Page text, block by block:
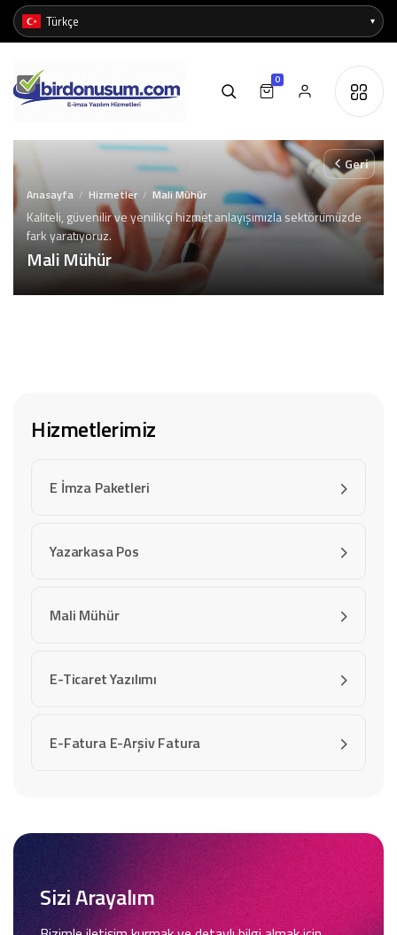
0
Mali Mühür
Kaliteli, güvenilir ve yenilikçi hizmet anlayışımızla sektörümüzde
fark yaratıyoruz.
Anasayfa / Hizmetler / Mali Mühür
Geri
Hizmetlerimiz
E İmza Paketleri
Yazarkasa Pos
Mali Mühür
E-Ticaret Yazılımı
E-Fatura E-Arşiv Fatura
Sizi Arayalım